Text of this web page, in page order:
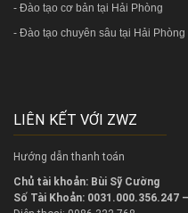
- Đào tạo cơ bản tại Hải Phòng
- Đào tạo chuyên sâu tại Hải Phòng
LIÊN KẾT VỚI ZWZ
Hướng dẫn thanh toán
Chủ tài khoản: Bùi Sỹ Cường
Số Tài Khoản: 0031.000.356.247